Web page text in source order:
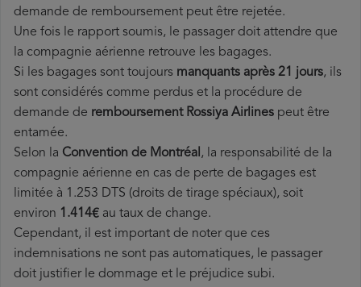
demande de remboursement peut être rejetée.
Une fois le rapport soumis, le passager doit attendre que
la compagnie aérienne retrouve les bagages.
Si les bagages sont toujours manquants après 21 jours, ils
sont considérés comme perdus et la procédure de
demande de remboursement Rossiya Airlines peut être
entamée.
Selon la Convention de Montréal, la responsabilité de la
compagnie aérienne en cas de perte de bagages est
limitée à 1.253 DTS (droits de tirage spéciaux), soit
environ 1.414€ au taux de change.
Cependant, il est important de noter que ces
indemnisations ne sont pas automatiques, le passager
doit justifier le dommage et le préjudice subi.